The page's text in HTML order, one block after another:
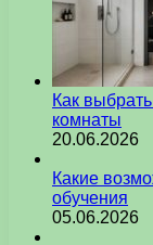
Как
комнаты
20.06.2026
Какие
обучения
05.06.2026